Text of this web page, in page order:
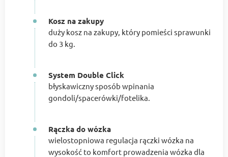
Kosz na zakupy
duży kosz na zakupy, który pomieści sprawunki
do 3 kg.
System Double Click
błyskawiczny sposób wpinania
gondoli/spacerówki/fotelika.
Rączka do wózka
wielostopniowa regulacja rączki wózka na
wysokość to komfort prowadzenia wózka dla